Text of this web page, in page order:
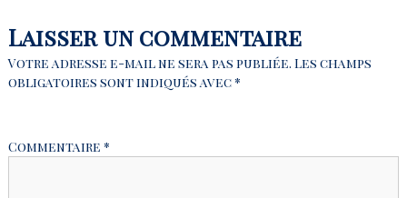
v
i
a
Laisser un commentaire
Votre adresse e-mail ne sera pas publiée. Les champs
obligatoires sont indiqués avec*
Commentaire *